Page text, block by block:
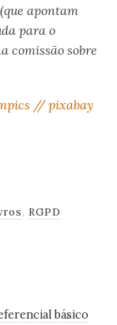
apontam
para o
comissão sobre
// pixabay
, RGPD
básico